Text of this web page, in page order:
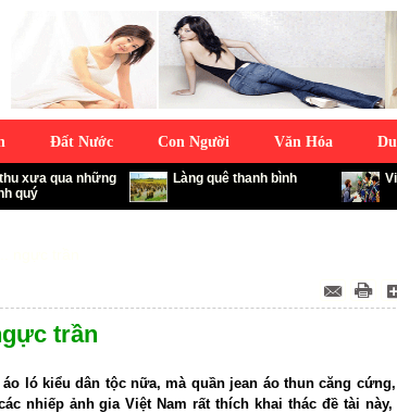
Đất Nước Con Người Văn Hóa
xưa qua những
quý
Làng quê thanh bình
trần
ló kiểu dân tộc nữa, mà quần jean áo thun căng
nhiếp ảnh gia Việt Nam rất thích khai thác đề tài này,